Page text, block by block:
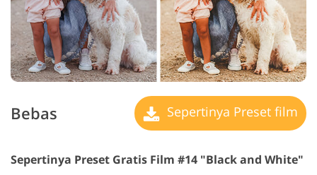
Bebas Sepertinya Preset film
Sepertinya Preset Gratis Film #14 "Black and White"